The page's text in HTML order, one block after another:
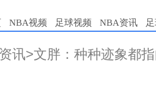
NBA视频 足球视频 NBA资讯
讯>文胖：种种迹象都